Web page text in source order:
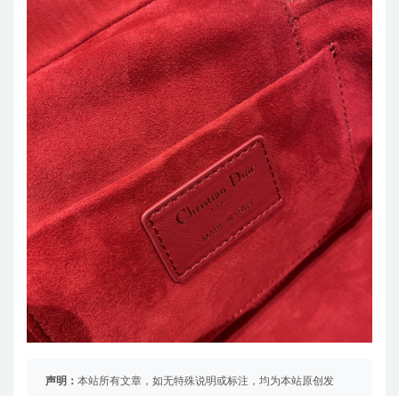
声明： 本站所有文章，如无特殊说明或标注，均为本站原创发